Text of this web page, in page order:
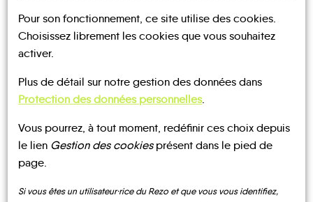
Sanilhac-Sagriès
UN AVIS, UN TÉMOIGNAGE
Pour son fonctionnement, ce site utilise des cookies.
Choisissez librement les cookies que vous souhaitez
activer.
Plus de détail sur notre gestion des données dans
Protection des données personnelles.
Vous pourrez, à tout moment, redéfinir ces choix depuis
le lien Gestion des cookiesprésent dans le pied de
page.
Si vous êtes un utilisateur·rice du Rezo et que vous vous identifiez,